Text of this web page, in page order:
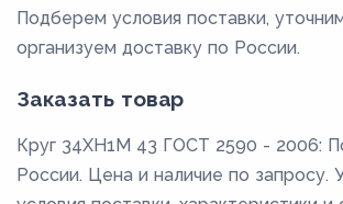
Подберем условия поставки,
организуем доставку по России.
Заказать товар
Круг 34ХН1М 43 ГОСТ 2590 - 2006:
России. Цена и наличие по запросу.